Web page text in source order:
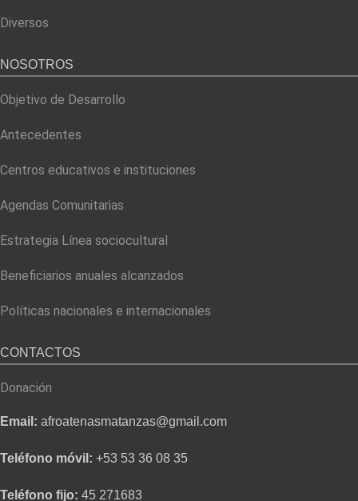
Diversos
NOSOTROS
Objetivo de Desarrollo
Antecedentes
Centros educativos e instituciones
Agendas Comunitarias
Estrategia Línea sociocultural
Beneficiarios anuales alcanzados
Políticas nacionales e internacionales
CONTACTOS
Donación
Email: afroatenasmatanzas@gmail.com
Teléfono móvil: +53 53 36 08 35
Teléfono fijo: 45 271683